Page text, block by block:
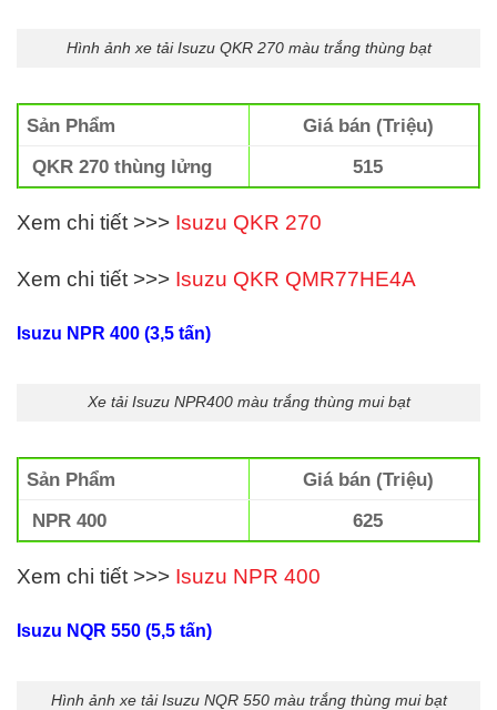
Hình ảnh xe tải Isuzu QKR 270 màu trắng thùng bạt
Sản Phẩm
Giá bán (Triệu)
QKR 270 thùng lửng
515
Xem chi tiết >>> Isuzu QKR 270
Xem chi tiết >>> Isuzu QKR QMR77HE4A
Isuzu NPR 400 (3,5 tấn)
Xe tải Isuzu NPR400 màu trắng thùng mui bạt
Sản Phẩm
Giá bán (Triệu)
NPR 400
625
Xem chi tiết >>> Isuzu NPR 400
Isuzu NQR 550 (5,5 tấn)
Hình ảnh xe tải Isuzu NQR 550 màu trắng thùng mui bạt